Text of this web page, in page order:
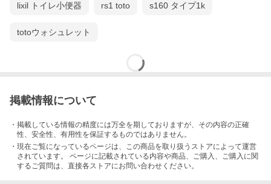
lixil トイレ小便器 rs1 toto s160 タイプ1k
totoウォシュレット
掲載情報について
・掲載している情報の精度には万全を期しておりますが、その内容の正確
性、安全性、有用性を保証するものではありません。
・現在ご覧になっているページは、この商品を取り扱うストアによって運営
されています。 ページに記載されている内容や商品、ご購入 、ご購入に関
するご質問は、直接各ストアにお問い合わせください。